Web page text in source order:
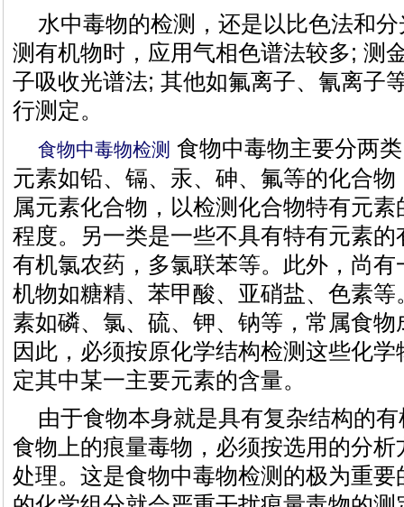
水中毒物的检测，还是以比色法和
测有机物时，应用气相色谱法较多; 测
子吸收光谱法; 其他如氟离子、氰离子
行测定。
食物中毒物检测 食物中毒物主要分两
元素如铅、镉、汞、砷、氟等的化合
属元素化合物，以检测化合物特有元
程度。另一类是一些不具有特有元素
有机氯农药，多氯联苯等。此外，尚
机物如糖精、苯甲酸、亚硝盐、色素
素如磷、氯、硫、钾、钠等，常属食
因此，必须按原化学结构检测这些化
定其中某一主要元素的含量。
由于食物本身就是具有复杂结构的
食物上的痕量毒物，必须按选用的分
处理。这是食物中毒物检测的极为重